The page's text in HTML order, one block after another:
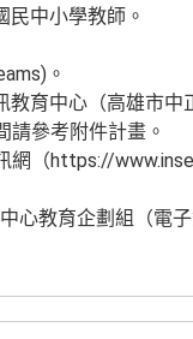
民中小學教師。
。
育中心（高雄市中
請參考附件計畫。
網（https://
心教育企劃組（電